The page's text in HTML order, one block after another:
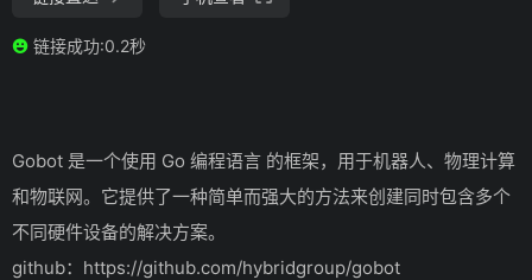
链接成功:0.2秒
Gobot 是一个使用 Go 编程语言 的框架，用于机器人、物理计算
和物联网。 它提供了一种简单而强大的方法来创建同时包含多个
不同硬件设备的解决方案。
github：https://github.com/hybridgroup/gobot